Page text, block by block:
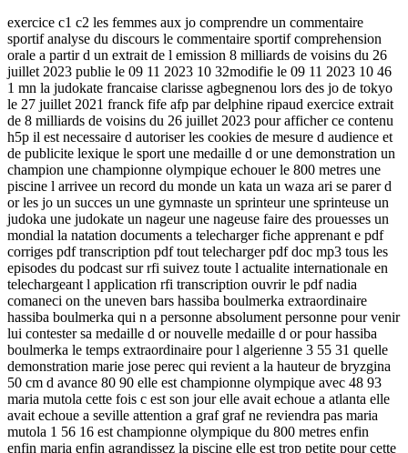
exercice c1 c2 les femmes aux jo comprendre un commentaire
sportif analyse du discours le commentaire sportif comprehension
orale a partir d un extrait de l emission 8 milliards de voisins du 26
juillet 2023 publie le 09 11 2023 10 32modifie le 09 11 2023 10 46
1 mn la judokate francaise clarisse agbegnenou lors des jo de tokyo
le 27 juillet 2021 franck fife afp par delphine ripaud exercice extrait
de 8 milliards de voisins du 26 juillet 2023 pour afficher ce contenu
h5p il est necessaire d autoriser les cookies de mesure d audience et
de publicite lexique le sport une medaille d or une demonstration un
champion une championne olympique echouer le 800 metres une
piscine l arrivee un record du monde un kata un waza ari se parer d
or les jo un succes un une gymnaste un sprinteur une sprinteuse un
judoka une judokate un nageur une nageuse faire des prouesses un
mondial la natation documents a telecharger fiche apprenant e pdf
corriges pdf transcription pdf tout telecharger pdf doc mp3 tous les
episodes du podcast sur rfi suivez toute l actualite internationale en
telechargeant l application rfi transcription ouvrir le pdf nadia
comaneci on the uneven bars hassiba boulmerka extraordinaire
hassiba boulmerka qui n a personne absolument personne pour venir
lui contester sa medaille d or nouvelle medaille d or pour hassiba
boulmerka le temps extraordinaire pour l algerienne 3 55 31 quelle
demonstration marie jose perec qui revient a la hauteur de bryzgina
50 cm d avance 80 90 elle est championne olympique avec 48 93
maria mutola cette fois c est son jour elle avait echoue a atlanta elle
avait echoue a seville attention a graf graf ne reviendra pas maria
mutola 1 56 16 est championne olympique du 800 metres enfin
enfin maria enfin agrandissez la piscine elle est trop petite pour cette